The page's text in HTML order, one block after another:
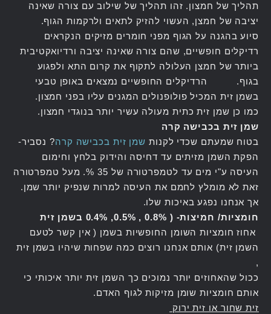
תהליך של חמצון. זהו תהליך של שילוב עם צורה שאינה
יציבה של חמצן, העשוי להזיק לתאים ולרקמות הגוף.
סיוע בהגנה על הגוף מפני חומרים מזיקים הנקראים
רדיקלים חופשיים, שהם צורה שאינה יציבה ורדיואקטיבית
ביותר של חמצן העלולה לתקוף את קרום התא ולפגוע
בגוף. הרדיקלים החופשיים נמצאים באופן טבעי
בשמן זית המכיל פולופנולים המגנים עליו בפני חמצון.
כמו כן שמן זית כתית מעולה עשיר יותר בנוגדי חמצון.
שמן זית בכבישה קרה
בטוח שמעתם שכדי לקנות שמן זית בכבישה קרה? נסביר-
הפקת השמן מזיתים עד דחיסה והידוק בלחץ וחימום
העיסה ע"י מים עד לטמפרטורה של 35 %. מעל טמפרטורה
זאת לא מומלץ לחמם את העיסה למרות שנפיק יותר שמן.
אך אנחנו נפגע באיכות שלו.
חומציות/ חמיצות- ( 0.8% , 0.5%, 0.4% בשמן זית
אחוז חומציות השומן החופשיות בשמן ( אין קשר לטעם
השמן זית) אותם אנחנו רוצים כמה שפחות שיהיו בשמן זית
,
ככול שהאחוזים יותר נמוכים כך השמן זית יותר איכותי כי
אותם חומציות שומן מזיקות לגוף האדם.
זית שחור או זית ירוק